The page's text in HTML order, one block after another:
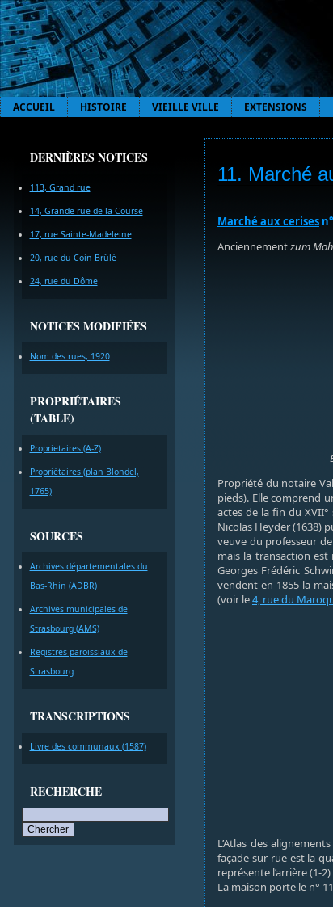
ACCUEIL HISTOIRE VIEILLE VILLE EXTENSIONS
DERNIÈRES NOTICES
113, Grand rue
14, Grande rue de la Course
17, rue Sainte-Madeleine
20, rue du Coin Brûlé
24, rue du Dôme
NOTICES MODIFIÉES
Nom des rues, 1920
PROPRIÉTAIRES
(TABLE)
Proprietaires (A-Z)
Propriétaires (plan Blondel,
1765)
SOURCES
Archives départementales du
Bas-Rhin (ADBR)
Archives municipales de
Strasbourg (AMS)
Registres paroissiaux de
Strasbourg
TRANSCRIPTIONS
Livre des communaux (1587)
RECHERCHE
11. Marché
Marché aux cerises
Anciennementzum
Propriété du notaire
pieds). Elle comprend
actes de la fin du
Nicolas Heyder (1638)
veuve du professeur
mais la transaction est
Georges Frédéric
vendent en 1855 la
(voir le4, rue du
L’Atlas des
façade sur rue est la
représente l’arrière (1-
La maison porte le n°